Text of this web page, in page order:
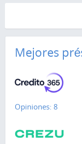
Mejores
Opiniones: 8